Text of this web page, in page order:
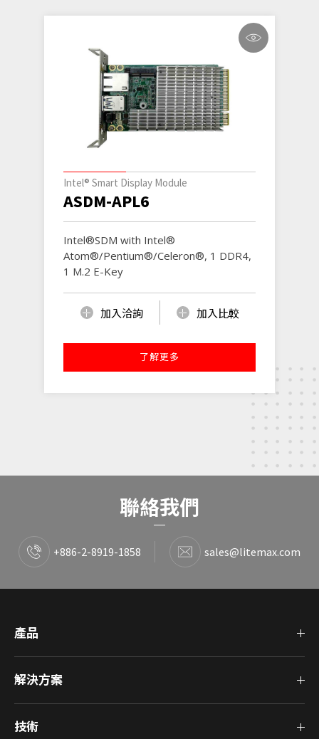
Intel® Smart Display Module
ASDM-APL6
Intel®SDM with Intel®
Atom®/Pentium®/Celeron®, 1 DDR4,
1 M.2 E-Key
加入洽詢 加入比較
了解更多
聯絡我們
+886-2-8919-1858 sales@litemax.com
產品
解決方案
技術